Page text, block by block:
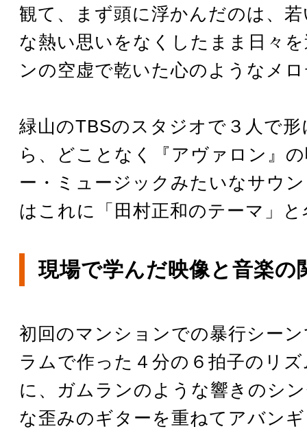
観て、まず頭に浮かんだのは、
な熱い思いをなくしたまま日々
ンの空虚で乾いた心のようなメ
緑山のTBSのスタジオで３人で
ら、どことなく『アヴァロン』
ー・ミュージックみたいなサウ
はこれに「田村正和のテーマ」
現場で学んだ映像と音楽の
初回のマンションでの暴行シー
ラムで作った４分の６拍子のリ
に、ガムランのような響きのシ
な歪みのギターを重ねてアバン